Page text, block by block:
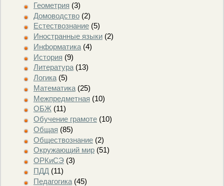
Геометрия (3)
Домоводство(2)
Естествознание(5)
Иностранные языки(2)
Информатика(4)
История (9)
Литература(13)
Логика(5)
Математика(25)
Межпредметная (10)
ОБЖ (11)
Обучение грамоте(10)
Общая (85)
Обществознание(2)
Окружающий мир(51)
ОРКиСЭ(3)
ПДД (11)
Педагогика(45)